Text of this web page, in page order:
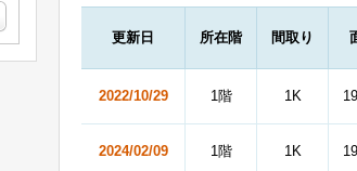
更新日 所在階 間取り
2022/10/29 1階 1K
2024/02/09 1階 1K